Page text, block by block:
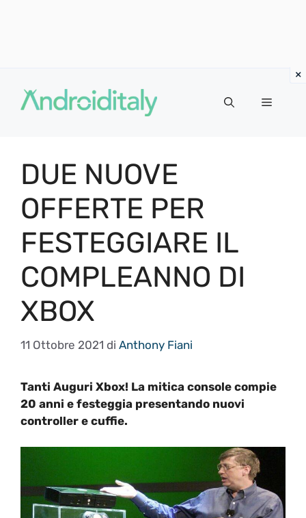
contenuto
MENU
DUE NUOVE
OFFERTE PER
FESTEGGIARE IL
COMPLEANNO DI
XBOX
11 Ottobre 2021 di Anthony Fiani
Tanti Auguri Xbox! La mitica console compie
20 anni e festeggia presentando nuovi
controller e cuffie.